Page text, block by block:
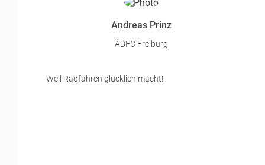
Andreas Prinz
ADFC Freiburg
Weil Radfahren glücklich macht!